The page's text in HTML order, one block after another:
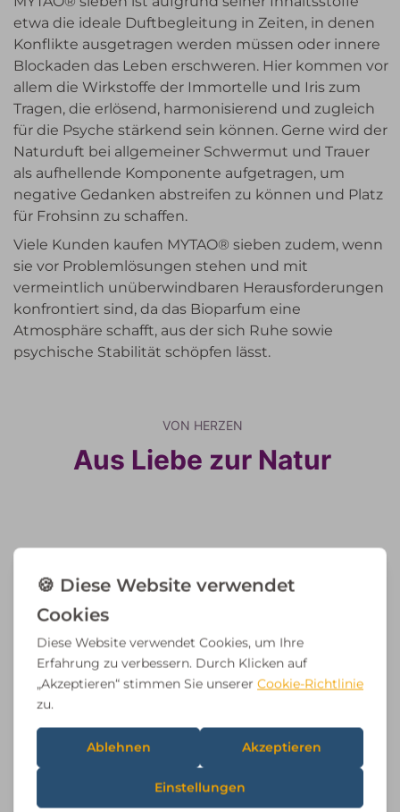
etwa die ideale Duftbegleitung in Zeiten, in denen
Konflikte ausgetragen werden müssen oder innere
Blockaden das Leben erschweren. Hier kommen vor
allem die Wirkstoffe der Immortelle und Iris zum
Tragen, die erlösend, harmonisierend und zugleich
für die Psyche stärkend sein können. Gerne wird der
Naturduft bei allgemeiner Schwermut und Trauer
als aufhellende Komponente aufgetragen, um
negative Gedanken abstreifen zu können und Platz
für Frohsinn zu schaffen.
Viele Kunden kaufen MYTAO® sieben zudem, wenn
sie vor Problemlösungen stehen und mit
vermeintlich unüberwindbaren Herausforderungen
konfrontiert sind, da das Bioparfum eine
Atmosphäre schafft, aus der sich Ruhe sowie
psychische Stabilität schöpfen lässt.
VON HERZEN
Aus Liebe zur Natur